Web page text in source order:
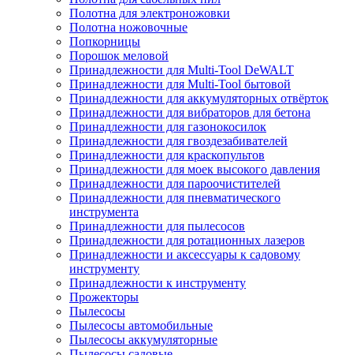
Полотна для электроножовки
Полотна ножовочные
Попкорницы
Порошок меловой
Принадлежности для Multi-Tool DeWALT
Принадлежности для Multi-Tool бытовой
Принадлежности для аккумуляторных отвёрток
Принадлежности для вибраторов для бетона
Принадлежности для газонокосилок
Принадлежности для гвоздезабивателей
Принадлежности для краскопультов
Принадлежности для моек высокого давления
Принадлежности для пароочистителей
Принадлежности для пневматического
инструмента
Принадлежности для пылесосов
Принадлежности для ротационных лазеров
Принадлежности и аксессуары к садовому
инструменту
Принадлежности к инструменту
Прожекторы
Пылесосы
Пылесосы автомобильные
Пылесосы аккумуляторные